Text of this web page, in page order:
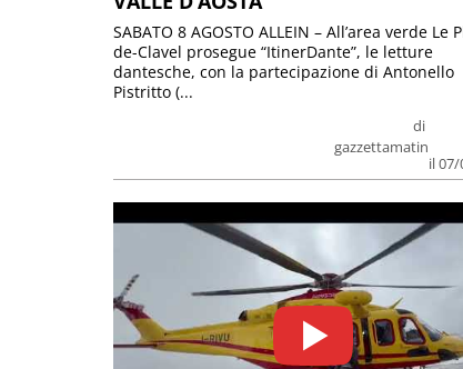
di
gazzettamatin
il
SABATO 8 AGOSTO ALLEIN – All’area verde Le
de-Clavel prosegue “ItinerDante”, le letture
dantesche, con la partecipazione di Antonello
Pistritto (...